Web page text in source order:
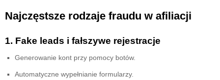
Najczęstsze rodzaje fraudu w afiliacji
1. Fake leads i fałszywe rejestracje
Generowanie kont przy pomocy botów.
Automatyczne wypełnianie formularzy.